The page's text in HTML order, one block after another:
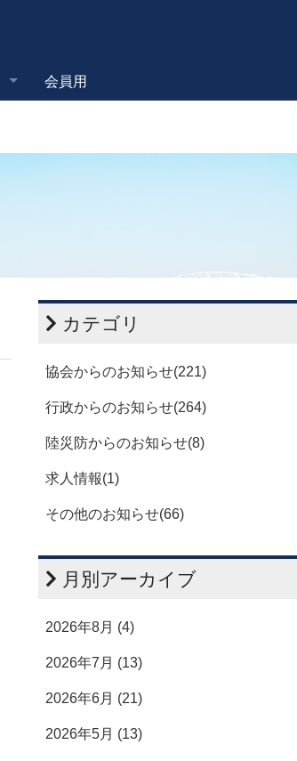
会員用
カテゴリ
協会からのお知らせ(221)
行政からのお知らせ(264)
陸災防からのお知らせ(8)
求人情報(1)
その他のお知らせ(66)
月別アーカイブ
2026年8月 (4)
2026年7月 (13)
2026年6月 (21)
2026年5月 (13)